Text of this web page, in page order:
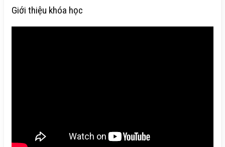
Giới thiệu khóa học